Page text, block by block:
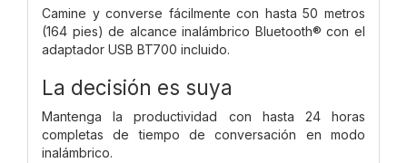
Camine y converse fácilmente con hasta 50 metros
(164 pies) de alcance inalámbrico Bluetooth® con el
adaptador USB BT700 incluido.
La decisión es suya
Mantenga la productividad con hasta 24 horas
completas de tiempo de conversación en modo
inalámbrico.